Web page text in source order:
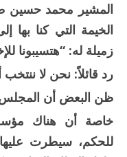
المشير محمد حسين
الخيمة التي كنا بها
زميلة له: “هتسيبونا
رد قائلاً: نحن لا ننتخب
ظن البعض أن المجلس
خاصة أن هناك
للحكم، سيطرت عليها